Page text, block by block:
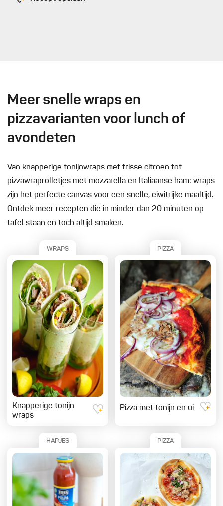
Meer snelle wraps en
pizzavarianten voor lunch of
avondeten
Van knapperige tonijnwraps met frisse citroen tot
pizzawraprolletjes met mozzarella en Italiaanse ham: wraps
zijn het perfecte canvas voor een snelle, eiwitrijke maaltijd.
Ontdek meer recepten die in minder dan 20 minuten op
tafel staan en toch altijd smaken.
WRAPS
Knapperige tonijn
wraps
PIZZA
Pizza met tonijn en ui
HAPJES PIZZA